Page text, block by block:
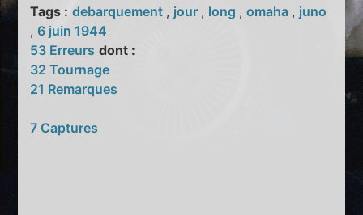
Tags : debarquement , jour , long ,omaha , juno
,6 juin 1944
53 Erreurs dont :
32 Tournage
21 Remarques
7 Captures